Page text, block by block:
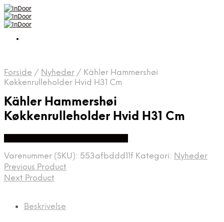
Forside / Nyheder / Kähler Hammershøi
Køkkenrulleholder Hvid H31 Cm
Kähler Hammershøi
Køkkenrulleholder Hvid H31 Cm
Varenummer (SKU): 553afbddd11f Kategori: Nyheder
Previous Product
Next Product
Beskrivelse